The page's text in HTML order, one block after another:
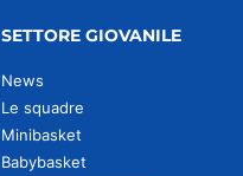
SETTORE GIOVANILE
News
Le squadre
Minibasket
Babybasket